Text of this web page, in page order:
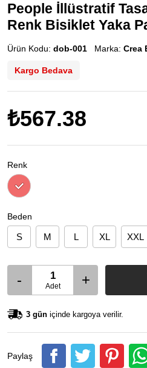
People İllüstratif
Renk Bisiklet Yaka
Ürün Kodu: dob-001 Marka: Crea
Kargo Bedava
₺567.38
Renk
Beden
S M L XL XXL
- Adet +
3 gün içinde kargoya verilir.
Paylaş